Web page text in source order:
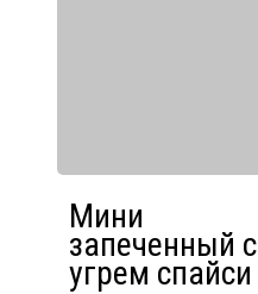
Мини
запеченный с
угрем спайси